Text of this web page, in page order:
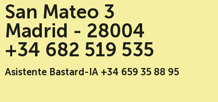
San Mateo 3
Madrid - 28004
+34 682 519 535
Asistente Bastard-IA +34 659 35 88 95